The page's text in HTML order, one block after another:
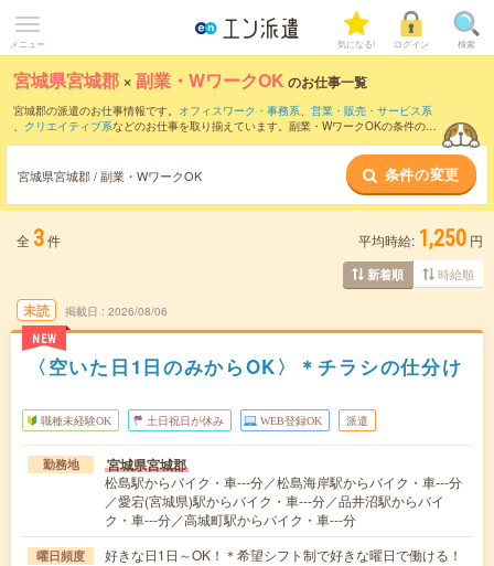
メニュー 気になる! ログイン 検索
宮城県宮城郡 ×副業・WワークOK のお仕事一覧
宮城郡の派遣のお仕事情報です。 オフィスワーク・事務系、 営業・販売・サービス系
、 クリエイティブ系などのお仕事を取り揃えています。副業・WワークOKの条件の他
宮城県宮城郡 / 副業・WワークOK 条件の変更
全 3件 平均時給: 1,250 円
新着順 時給順
未読
NEW
掲載日 2026/08/06
〈空いた日1日のみからOK〉＊チラシの仕分け
職種未経験OK 土日祝日が休み WEB登録OK 派遣
勤務地 宮城県宮城郡
松島駅からバイク・車---分／松島海岸駅からバイク・車---分
／愛宕(宮城県)駅からバイク・車---分／品井沼駅からバイ
ク・車---分／高城町駅からバイク・車---分
曜日頻度 好きな日1日～OK！＊希望シフト制で好きな曜日で働ける！